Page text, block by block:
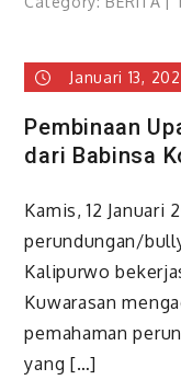
Januari 13,
Pembinaan
dari Babinsa
Kamis, 12 Januari
perundungan/
Kalipurwo
Kuwarasan
pemahaman
yang […]